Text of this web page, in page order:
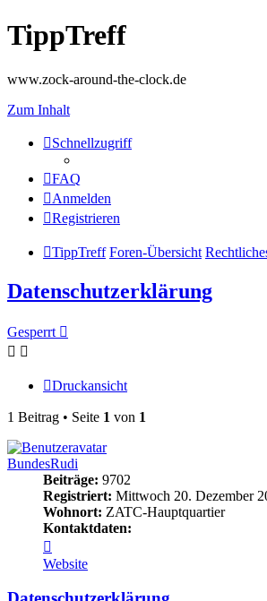
TippTreff
www.zock-around-the-clock.de
Zum Inhalt
Schnellzugriff
FAQ
Anmelden
Registrieren
TippTreff Foren-Übersicht
Datenschutzerklärung
Gesperrt
Druckansicht
1 Beitrag • Seite 1 von 1
BundesRudi
Beiträge: 9702
Registriert: Mittwoch 20. Dezember
Wohnort: ZATC-Hauptquartier
Kontaktdaten:
von
BundesRudi
Website